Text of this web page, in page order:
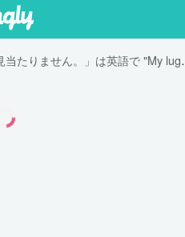
「私の荷物が